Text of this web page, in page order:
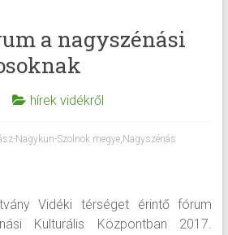
a nagyszénási
hírek vidékről
Nagykun-Szolnok megye, Nagyszénás
Vidéki térséget érintő fórum
Kulturális Központban 2017.